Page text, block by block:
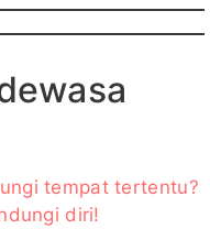
tempat tertentu?
diri!